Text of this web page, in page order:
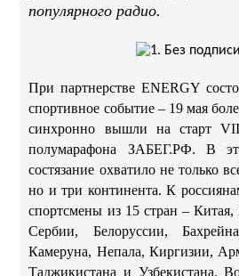
популярного радио.
При партнерстве ENERGY
спортивное событие – 19 мая
синхронно вышли на старт
полумарафона ЗАБЕГ.РФ. В
состязание охватило не только
но и три континента. К
спортсмены из 15 стран – Китая,
Сербии, Белоруссии,
Камеруна, Непала, Киргизии,
Таджикистана и Узбекистана.